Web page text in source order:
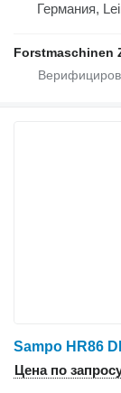
Германия,
Forstmaschinen
Sampo HR86
Цена по